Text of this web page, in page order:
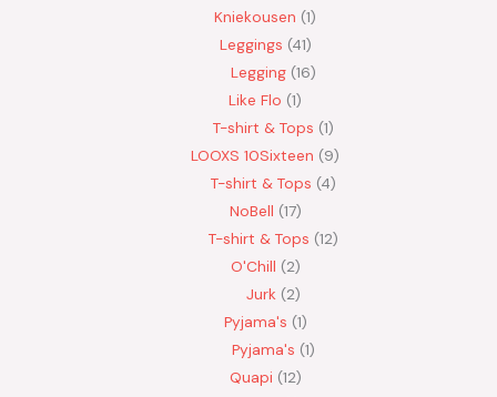
Kniekousen 1
Leggings 41
Legging 16
Like Flo 1
T-shirt & Tops 1
LOOXS 10Sixteen
9
T-shirt & Tops 4
NoBell 17
T-shirt & Tops 12
O'Chill 2
Jurk 2
Pyjama's 1
Pyjama's 1
Quapi 12